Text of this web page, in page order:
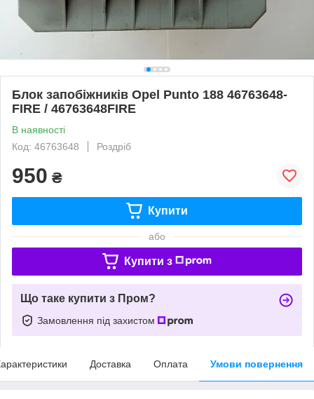
Блок запобіжників Opel Punto 188 46763648-
FIRE / 46763648FIRE
В наявності
Код: 46763648
Роздріб
950 ₴
Купити
або
Купити з
Що таке купити з Пром?
Замовлення під захистом
Доставка Оплата Умови повернення